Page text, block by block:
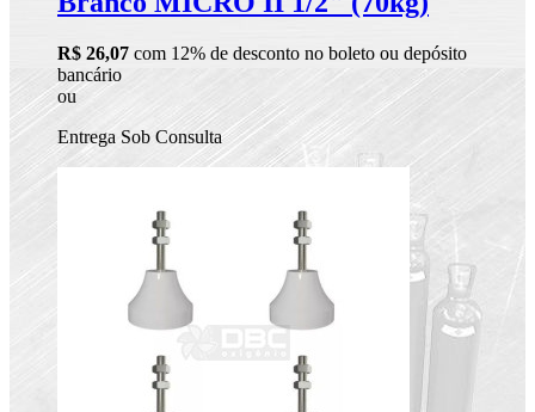
R$ 26,07 com 12% de desconto no boleto ou depósito
bancário
ou
Entrega Sob Consulta